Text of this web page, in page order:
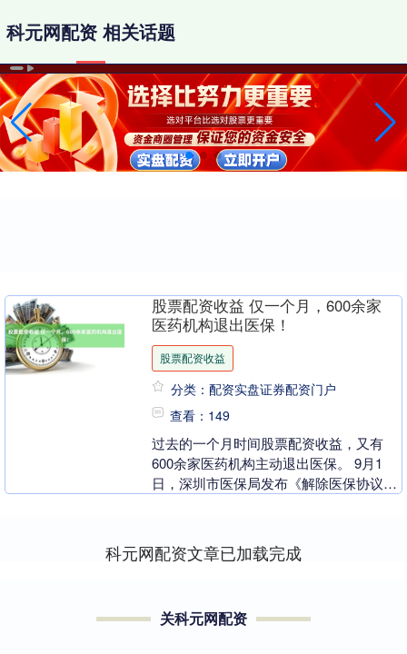
科元网配资 相关话题
股票配资收益 仅一个月，600余家
医药机构退出医保！
股票配资收益
分类：配资实盘证券配资门户
查看：149
过去的一个月时间股票配资收益，又有
600余家医药机构主动退出医保。 9月1
日，深圳市医保局发布《解除医保协议医
科元网配资文章已加载完成
关科元网配资